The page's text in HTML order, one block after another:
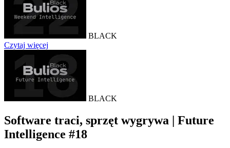
BLACK
Czytaj więcej
BLACK
Software traci, sprzęt wygrywa | Future
Intelligence #18